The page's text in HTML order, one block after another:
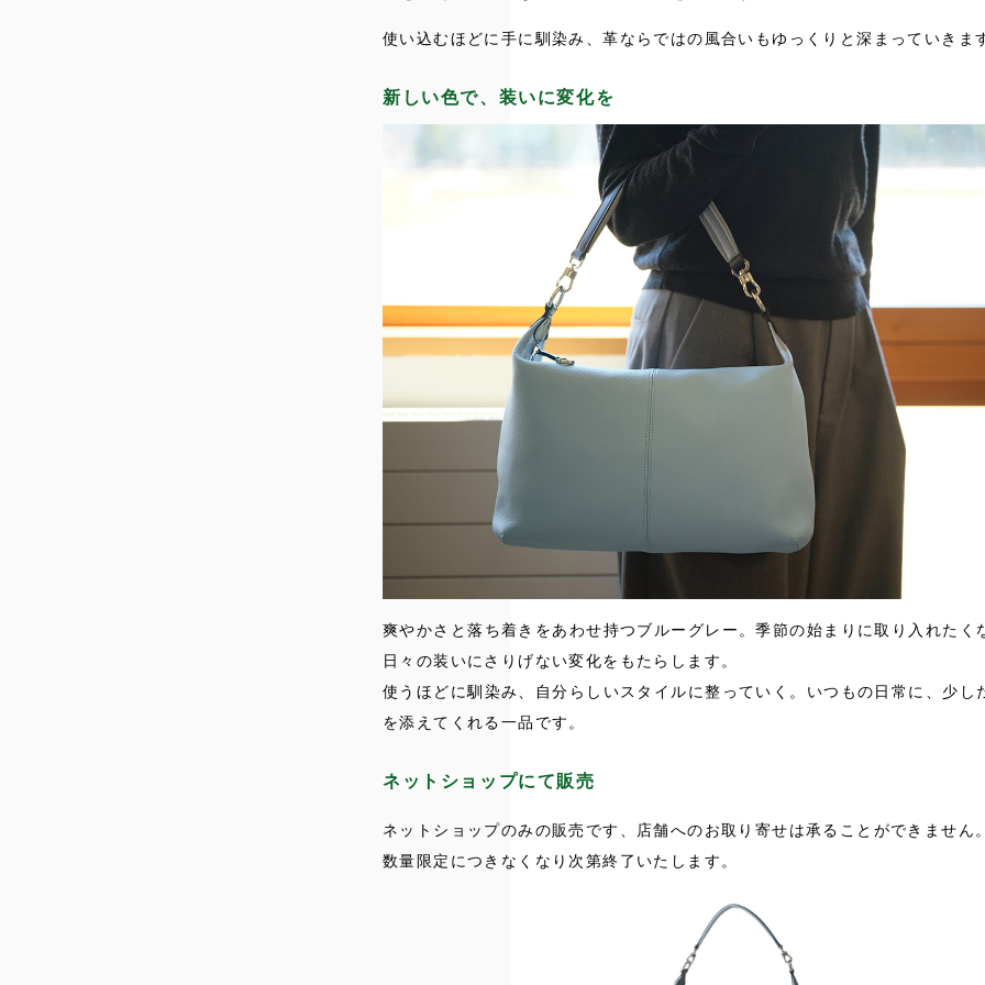
使い込むほどに手に馴染み、革ならではの風合いもゆっくりと深まっていきま
新しい色で、装いに変化を
爽やかさと落ち着きをあわせ持つブルーグレー。季節の始まりに取り入れたく
日々の装いにさりげない変化をもたらします。
使うほどに馴染み、自分らしいスタイルに整っていく。いつもの日常に、少し
を添えてくれる一品です。
ネットショップにて販売
ネットショップのみの販売です、店舗へのお取り寄せは承ることができません
数量限定につきなくなり次第終了いたします。